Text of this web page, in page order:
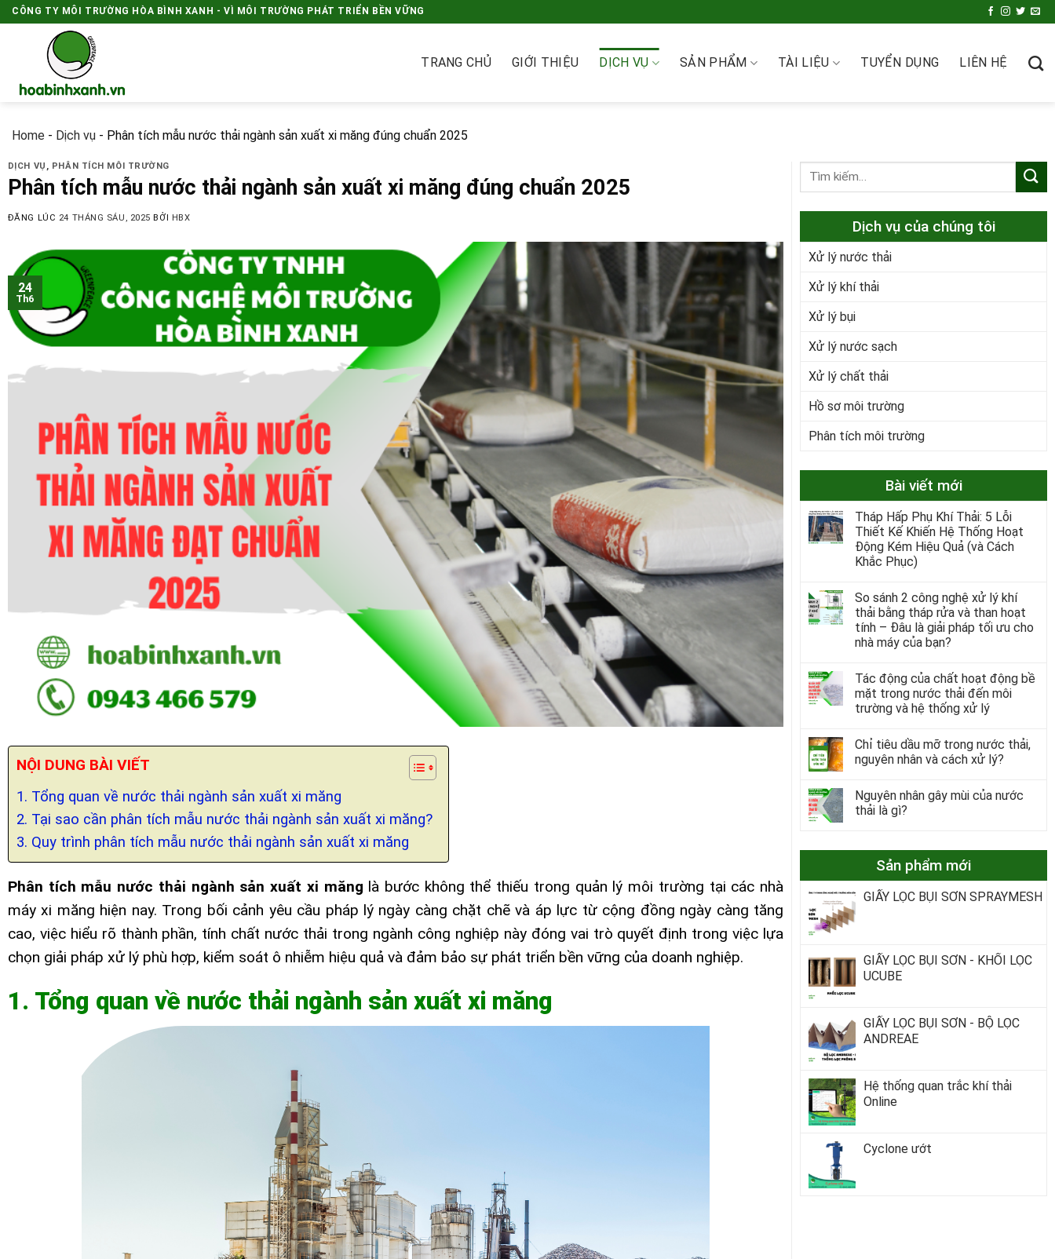
Skip
to
CÔNG TY MÔI TRƯỜNG HÒA BÌNH XANH - VÌ MÔI TRƯỜNG PHÁT TRIỂN BỀN VỮNG
TRANG CHỦ GIỚI THIỆU DỊCH VỤ SẢN PHẨM TÀI LIỆU TUYỂN DỤNG LIÊN HỆ
Home - Dịch vụ - Phân tích mẫu nước thải ngành sản xuất xi măng đúng chuẩn 2025
DỊCH VỤ , PHÂN TÍCH MÔI TRƯỜNG
Phân tích mẫu nước thải ngành sản xuất xi măng đúng chuẩn 2025
ĐĂNG LÚC 24 THÁNG SÁU, 2025 BỞI HBX
24
Th6
NỘI DUNG BÀI VIẾT
1. Tổng quan về nước thải ngành sản xuất xi măng
2. Tại sao cần phân tích mẫu nước thải ngành sản xuất xi măng?
3. Quy trình phân tích mẫu nước thải ngành sản xuất xi măng
Phân tích mẫu nước thải ngành sản xuất xi măng là bước không thể thiếu trong quản lý môi trường tại các nhà
máy xi măng hiện nay. Trong bối cảnh yêu cầu pháp lý ngày càng chặt chẽ và áp lực từ cộng đồng ngày càng tăng
cao, việc hiểu rõ thành phần, tính chất nước thải trong ngành công nghiệp này đóng vai trò quyết định trong việc lựa
chọn giải pháp xử lý phù hợp, kiểm soát ô nhiễm hiệu quả và đảm bảo sự phát triển bền vững của doanh nghiệp.
1. Tổng quan về nước thải ngành sản xuất xi măng
Dịch vụ của chúng tôi
Xử lý nước thải
Xử lý khí thải
Xử lý bụi
Xử lý nước sạch
Xử lý chất thải
Hồ sơ môi trường
Phân tích môi trường
Bài viết mới
Tháp Hấp Phụ Khí Thải: 5 Lỗi
Thiết Kế Khiến Hệ Thống Hoạt
Động Kém Hiệu Quả (và Cách
Khắc Phục)
So sánh 2 công nghệ xử lý khí
thải bằng tháp rửa và than hoạt
tính – Đâu là giải pháp tối ưu cho
nhà máy của bạn?
Tác động của chất hoạt động bề
mặt trong nước thải đến môi
trường và hệ thống xử lý
Chỉ tiêu dầu mỡ trong nước thải,
nguyên nhân và cách xử lý?
Nguyên nhân gây mùi của nước
thải là gì?
Sản phẩm mới
GIẤY LỌC BỤI SƠN SPRAYMESH
GIẤY LỌC BỤI SƠN - KHỐI LỌC
UCUBE
GIẤY LỌC BỤI SƠN - BỘ LỌC
ANDREAE
Hệ thống quan trắc khí thải
Online
Cyclone ướt